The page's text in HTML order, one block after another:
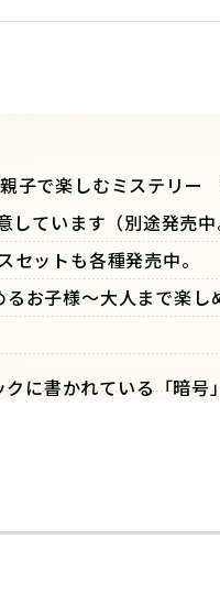
子で楽しむミステリー
ています（別途発売中
セットも各種発売中。
お子様～大人まで楽し
に書かれている「暗号